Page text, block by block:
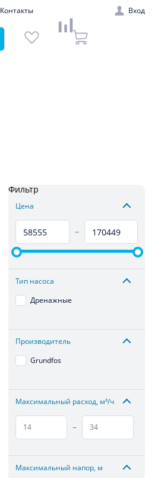
Контакты Вход
Фильтр
Цена
–
Тип насоса
Дренажные
Производитель
Grundfos
Максимальный расход, м³/ч
–
Максимальный напор, м